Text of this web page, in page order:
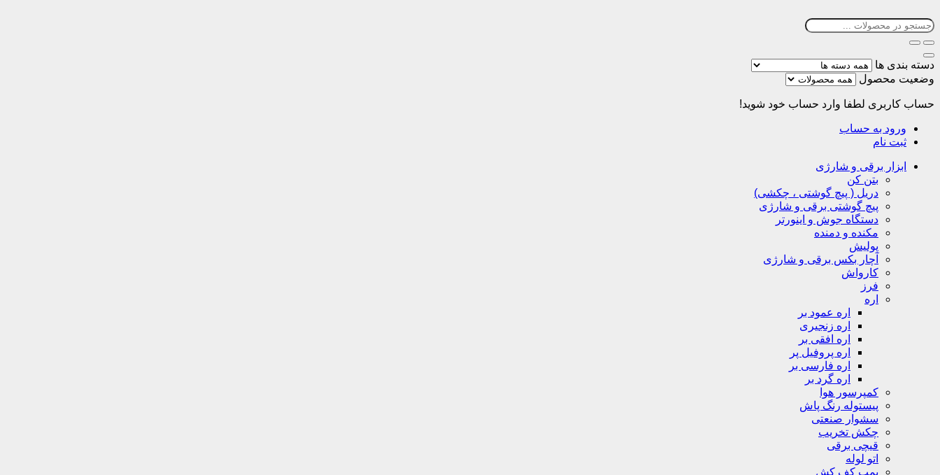
دسته بندی ها
وضعیت محصول
حساب کاربری لطفا وارد حساب خود شوید!
ورود به حساب
ثبت نام
ابزار برقی و شارژی
بتن کن
دریل ( پیچ گوشتی ، چکشی)
پیچ گوشتی برقی و شارژی
دستگاه جوش و اینورتر
مکنده و دمنده
پولیش
آچار بکس برقی و شارژی
کارواش
فرز
اره
اره عمود بر
اره زنجیری
اره افقی بر
اره پروفیل پر
اره فارسی بر
اره گرد بر
کمپرسور هوا
پیستوله رنگ پاش
سشوار صنعتی
چکش تخریب
قیچی برقی
اتو لوله
پمپ کف کش